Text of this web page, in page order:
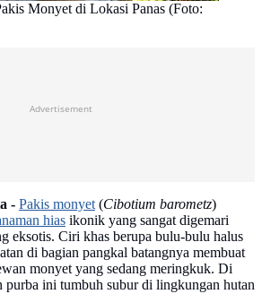
Monyet di Lokasi Panas (Foto:
Advertisement
- Pakis monyet(Cibotium barometz)
hias ikonik yang sangat digemari
eksotis. Ciri khas berupa bulu-bulu halus
di bagian pangkal batangnya membuat
monyet yang sedang meringkuk. Di
purba ini tumbuh subur di lingkungan hutan